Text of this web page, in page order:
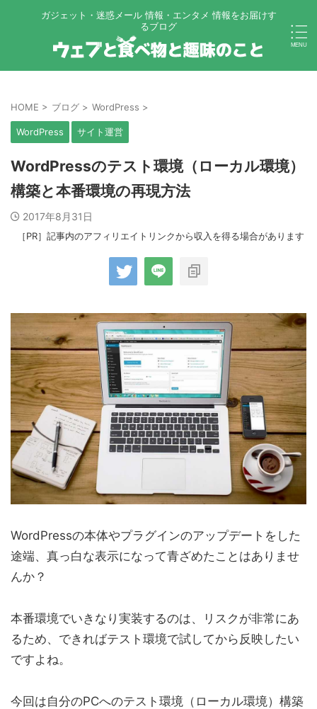
ガジェット・迷惑メール 情報・エンタメ 情報をお届けす
るブログ
HOME > ブログ > WordPress >
WordPress サイト運営
WordPressのテスト環境（ローカル環境）
構築と本番環境の再現方法
2017年8月31日
［PR］記事内のアフィリエイトリンクから収入を得る場合があります
WordPressの本体やプラグインのアップデートをした
途端、真っ白な表示になって青ざめたことはありませ
んか？
本番環境でいきなり実装するのは、リスクが非常にあ
るため、できればテスト環境で試してから反映したい
ですよね。
今回は自分のPCへのテスト環境（ローカル環境）構築